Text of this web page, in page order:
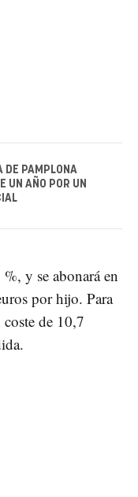
DE PAMPLONA
UN AÑO POR UN
y se abonará en
por hijo. Para
de 10,7